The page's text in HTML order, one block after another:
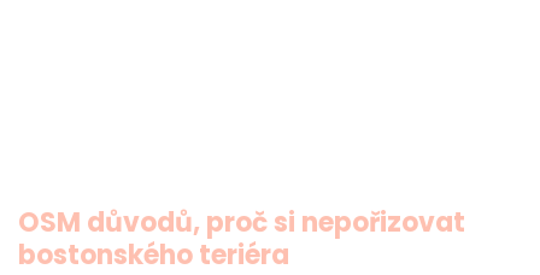
OSM důvodů, proč si nepořizovat
bostonského teriéra